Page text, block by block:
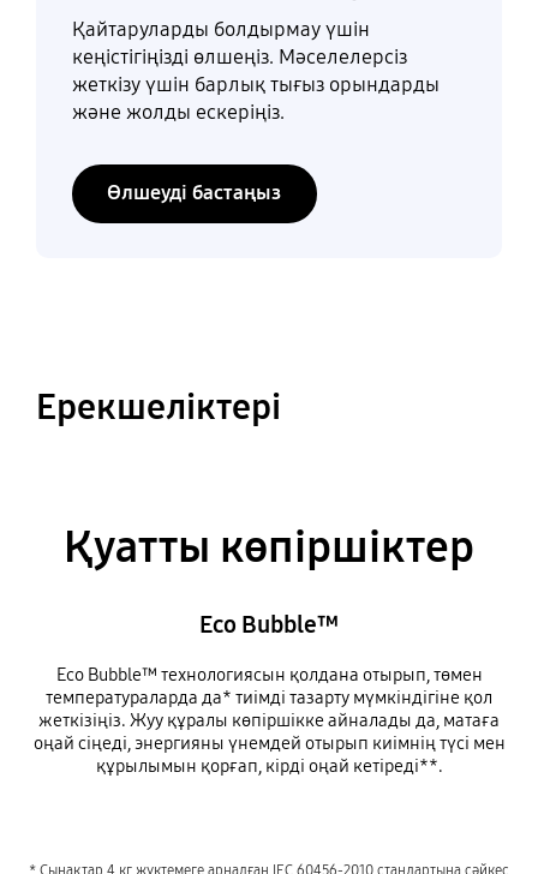
Қайтаруларды болдырмау үшін
кеңістігіңізді өлшеңіз. Мәселелерсіз
жеткізу үшін барлық тығыз орындарды
және жолды ескеріңіз.
Өлшеуді бастаңыз
Ерекшеліктері
Қуатты көпіршіктер
Eco Bubble™
Eco Bubble™ технологиясын қолдана отырып, төмен
температураларда да* тиімді тазарту мүмкіндігіне қол
жеткізіңіз. Жуу құралы көпіршікке айналады да, матаға
оңай сіңеді, энергияны үнемдей отырып киімнің түсі мен
құрылымын қорғап, кірді оңай кетіреді**.
* Сынақтар 4 кг жүктемеге арналған IEC 60456-2010 стандартына сәйкес